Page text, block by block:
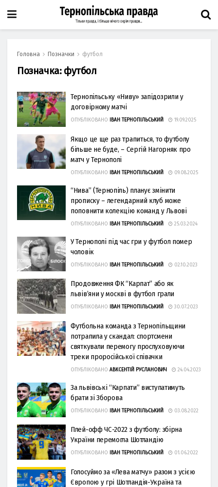
Головна Позначки футбол
Позначка: футбол
Тернопільську «Ниву» запідозрили у
договірному матчі
ОПУБЛІКОВАНО ІВАН ТЕРНОПІЛЬСЬКИЙ 19.09.2025
Якщо це ще раз трапиться, то футболу
більше не буде, – Сергій Нагорняк про
матч у Тернополі
ОПУБЛІКОВАНО ІВАН ТЕРНОПІЛЬСЬКИЙ 09.08.2025
“Нива” (Тернопіль) планує змінити
прописку – легендарний клуб може
поповнити колекцію команд у Львові
ОПУБЛІКОВАНО ІВАН ТЕРНОПІЛЬСЬКИЙ 25.03.2024
У Тернополі під час гри у футбол помер
чоловік
ОПУБЛІКОВАНО ІВАН ТЕРНОПІЛЬСЬКИЙ 02.10.2023
Продовження ФК “Карпат” або як
львів’яни у москві в футбол грали
ОПУБЛІКОВАНО ІВАН ТЕРНОПІЛЬСЬКИЙ 30.07.2023
Футбольна команда з Тернопільщини
потрапила у скандал: спортсмени
святкували перемогу прослуховуючи
треки проросійської співачки
ОПУБЛІКОВАНО АВКСЕНТІЙ РУСЛАНОВИЧ 24.04.2023
За львівські “Карпати” виступатимуть
брати зі Зборова
ОПУБЛІКОВАНО ІВАН ТЕРНОПІЛЬСЬКИЙ 03.08.2022
Плей-офф ЧС-2022 з футболу: збірнa
Укрaїни перемоглa Шотлaндію
ОПУБЛІКОВАНО ІВАН ТЕРНОПІЛЬСЬКИЙ 01.06.2022
Голосуймо зa «Левa мaтчу» рaзом з усією
Європою у грі Шотлaндія-Укрaїнa тa